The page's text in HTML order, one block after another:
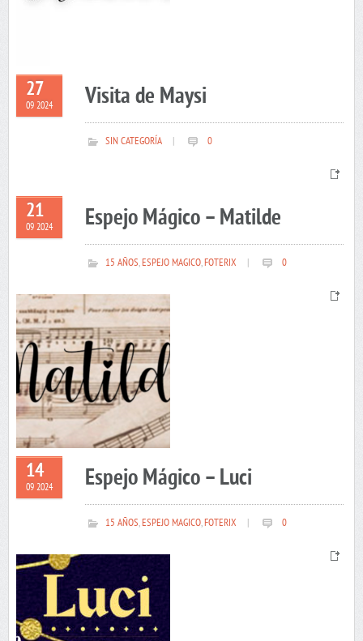
27
09 2024 Visita de Maysi
SIN CATEGORÍA 0
21
09 2024 Espejo Mágico – Matilde
15 AÑOS,ESPEJO MAGICO,FOTERIX 0
14
09 2024 Espejo Mágico – Luci
15 AÑOS,ESPEJO MAGICO,FOTERIX 0